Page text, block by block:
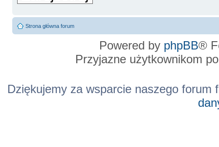
Strona główna forum
Powered by phpBB®
Przyjazne użytkownikom
Dziękujemy za wsparcie naszego